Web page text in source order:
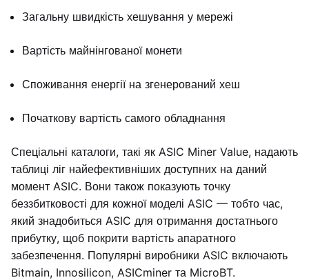
Загальну швидкість хешування у мережі
Вартість майнінгованої монети
Споживання енергії на згенерований хеш
Початкову вартість самого обладнання
Спеціальні каталоги, такі як ASIC Miner Value, надають
таблиці ліг найефективніших доступних на даний
момент ASIC. Вони також показують точку
беззбитковості для кожної моделі ASIC — тобто час,
який знадобиться ASIC для отримання достатнього
прибутку, щоб покрити вартість апаратного
забезпечення. Популярні виробники ASIC включають
Bitmain, Innosilicon, ASICminer та MicroBT.